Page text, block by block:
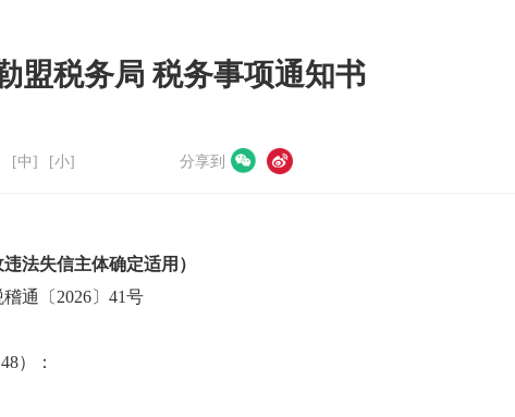
盟税务局 税务事项通知书
[中] [小] 分享到
违法失信主体确定适用）
通〔 2026〕 41号
）
：